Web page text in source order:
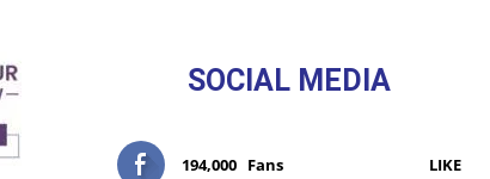
SOCIAL MEDIA
194,000 Fans LIKE